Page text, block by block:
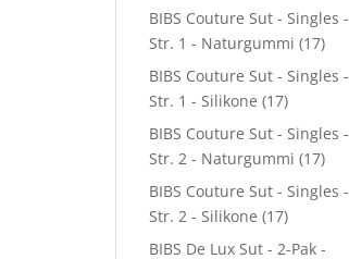
BIBS Couture Sut - Singles -
Str. 1 - Naturgummi (17)
BIBS Couture Sut - Singles -
Str. 1 - Silikone (17)
BIBS Couture Sut - Singles -
Str. 2 - Naturgummi (17)
BIBS Couture Sut - Singles -
Str. 2 - Silikone (17)
BIBS De Lux Sut - 2-Pak -